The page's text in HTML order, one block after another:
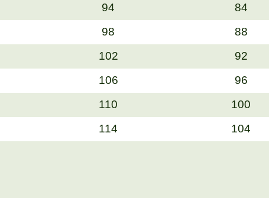
94 84
98 88
102 92
106 96
110 100
114 104